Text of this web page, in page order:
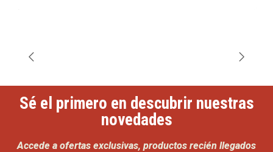
Sé el primero en descubrir nuestras
novedades
Accede a ofertas exclusivas, productos recién llegados